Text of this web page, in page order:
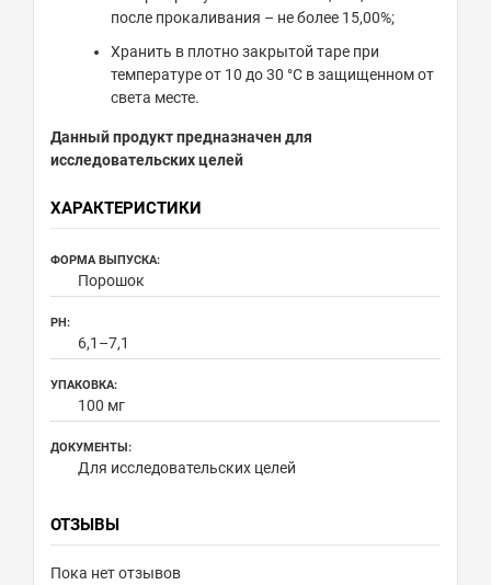
после прокаливания – не более 15,00%;
Хранить в плотно закрытой таре при
температуре от 10 до 30 °С в защищенном от
света месте.
Данный продукт предназначен для
исследовательских целей
ХАРАКТЕРИСТИКИ
ФОРМА ВЫПУСКА:
Порошок
PH:
6,1–7,1
УПАКОВКА:
100 мг
ДОКУМЕНТЫ:
Для исследовательских целей
ОТЗЫВЫ
Пока нет отзывов